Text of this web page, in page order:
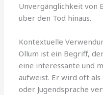
Unvergänglichkeit von
über den Tod hinaus.
Kontextuelle
Ollum ist ein Begriff,
eine interessante und
aufweist. Er wird oft
oder Jugendsprache